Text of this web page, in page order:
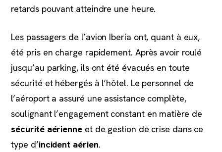
retards pouvant atteindre une heure.
Les passagers de l’avion Iberia ont, quant à eux,
été pris en charge rapidement. Après avoir roulé
jusqu’au parking, ils ont été évacués en toute
sécurité et hébergés à l’hôtel. Le personnel de
l’aéroport a assuré une assistance complète,
soulignant l’engagement constant en matière de
sécurité aérienneet de gestion de crise dans ce
type d’incident aérien.